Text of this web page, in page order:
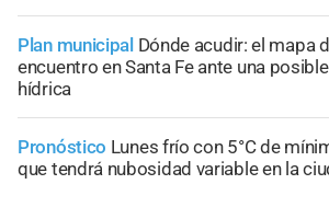
Plan municipal Dónde acudir: el mapa
encuentro en Santa Fe ante una
hídrica
Pronóstico Lunes frío con 5°C de
que tendrá nubosidad variable en la